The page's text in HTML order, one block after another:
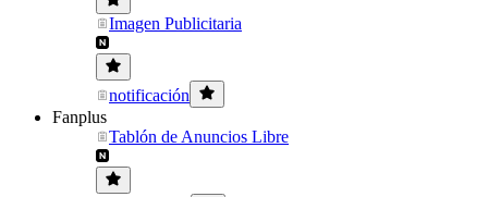
Imagen Publicitaria
notificación
Fanplus
Tablón de Anuncios Libre